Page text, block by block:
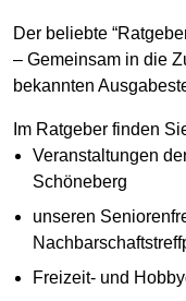
Der beliebte
– Gemeinsam in die
bekannten
Im Ratgeber finden
Veranstaltungen
Schöneberg
unseren
Freizeit- und